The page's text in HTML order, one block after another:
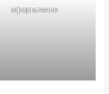
оформление